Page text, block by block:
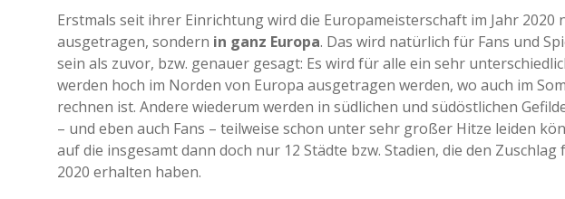
n
e
r
Erstmals seit ihrer Einrichtung wird die Europameisterschaft im Jahr 2020
ausgetragen, sondern in ganz Europa. Das wird natürlich für Fans und
sein als zuvor, bzw. genauer gesagt: Es wird für alle ein sehr
werden hoch im Norden von Europa ausgetragen werden, wo auch im
rechnen ist. Andere wiederum werden in südlichen und südöstlichen
– und eben auch Fans – teilweise schon unter sehr großer Hitze leiden
auf die insgesamt dann doch nur 12 Städte bzw. Stadien, die den
2020 erhalten haben.